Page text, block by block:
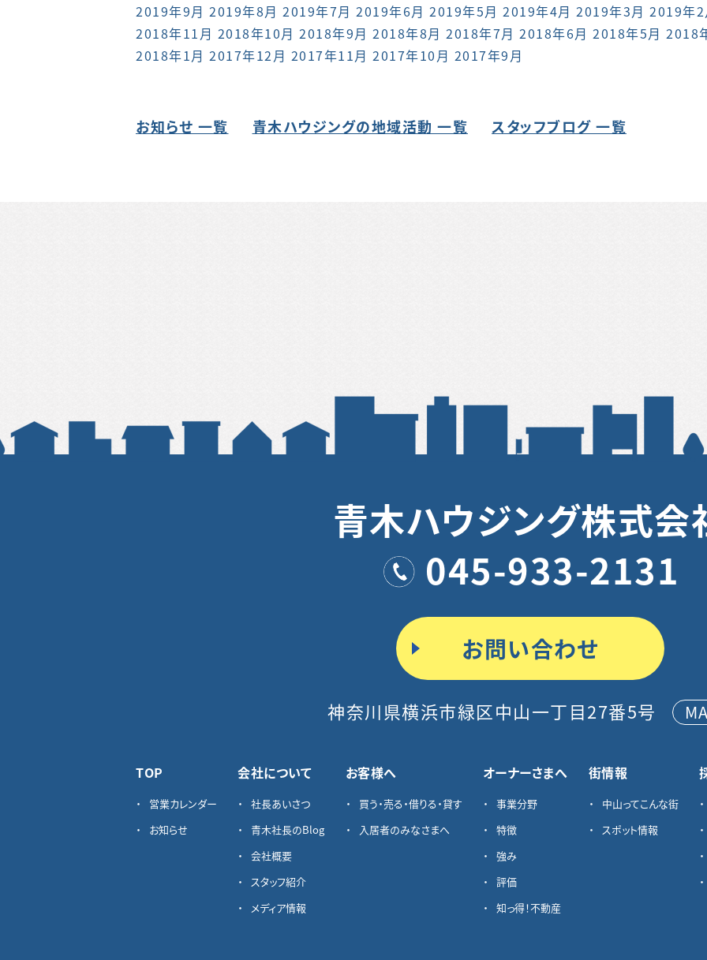
2019年9月 2019年8月 2019年7月 2019年6月 2019年5月 2019年4月 2019年3月 2019年
2018年11月 2018年10月 2018年9月 2018年8月 2018年7月 2018年6月 2018年5月 2018
2018年1月 2017年12月 2017年11月 2017年10月 2017年9月
お知らせ 一覧 青木ハウジングの地域活動 一覧 スタッフブログ 一覧
青木ハウジング株式会
045-933-2131
お問い合わせ
神奈川県横浜市緑区中山一丁目27番5号
TOP
営業カレンダー
お知らせ
会社について
社長あいさつ
青木社長のBlog
会社概要
スタッフ紹介
メディア情報
お客様へ
買う・売る・借りる・貸す
入居者のみなさまへ
オーナーさまへ
事業分野
特徴
強み
評価
知っ得！不動産
街情報
中山ってこんな街
スポット情報